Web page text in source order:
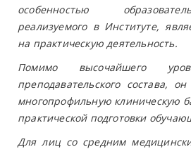
особенностью
реализуемого в Институте,
на практическую деятельность.
Помимо высочайшего
преподавательского состава,
многопрофильную клиническую
практической подготовки
Для лиц со средним